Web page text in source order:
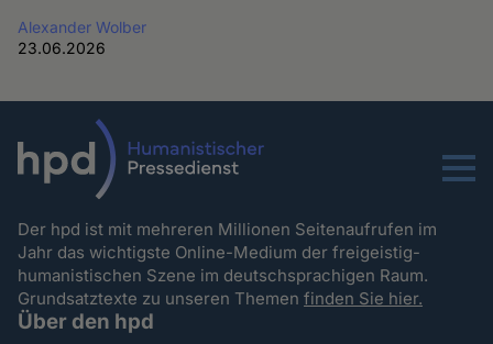
Alexander Wolber
23.06.2026
Menu
Der hpd ist mit mehreren Millionen Seitenaufrufen im
Jahr das wichtigste Online-Medium der freigeistig-
humanistischen Szene im deutschsprachigen Raum.
Grundsatztexte zu unseren Themenfinden Sie hier.
Über den hpd